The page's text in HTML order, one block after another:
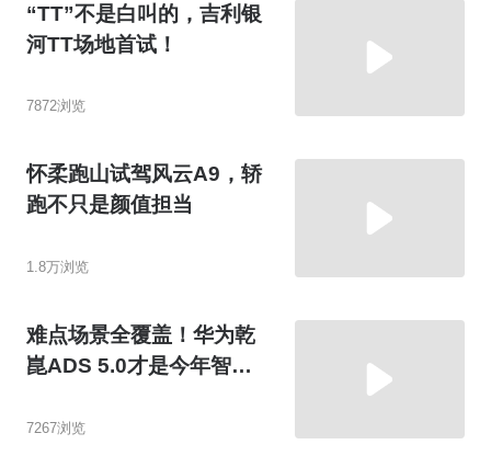
“TT”不是白叫的，吉利银
河TT场地首试！
7872浏览
怀柔跑山试驾风云A9，轿
跑不只是颜值担当
1.8万浏览
难点场景全覆盖！华为乾
崑ADS 5.0才是今年智驾
7267浏览